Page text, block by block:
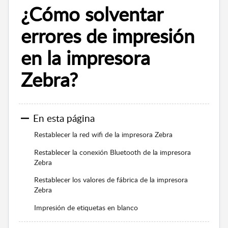
¿Cómo solventar
errores de impresión
en la impresora
Zebra?
En esta página
Restablecer la red wifi de la impresora Zebra
Restablecer la conexión Bluetooth de la impresora
Zebra
Restablecer los valores de fábrica de la impresora
Zebra
Impresión de etiquetas en blanco